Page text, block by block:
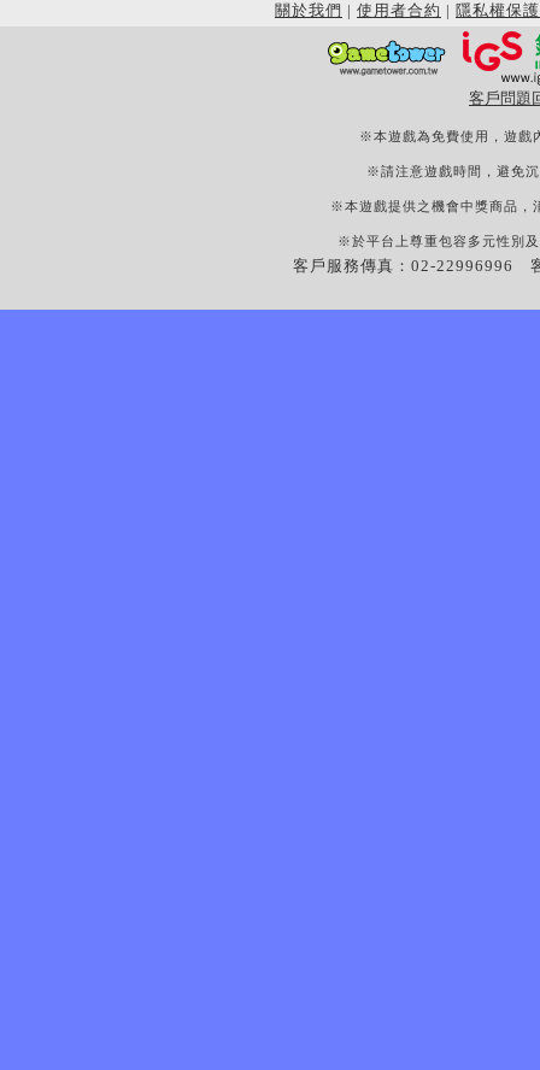
關於我們 | 使用者合約 | 隱私權保護
客戶問題
※本遊戲為免費使用，遊戲
※請注意遊戲時間，避免
※本遊戲提供之機會中獎商品，
※於平台上尊重包容多元性別
客戶服務傳真：02-22996996